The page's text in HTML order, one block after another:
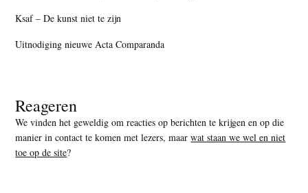
Ksaf – De kunst niet te zijn
Uitnodiging nieuwe Acta Comparanda
Reageren
We vinden het geweldig om reacties op berichten te krijgen en op die
manier in contact te komen met lezers, maarwat staan we wel en niet
toe op de site?